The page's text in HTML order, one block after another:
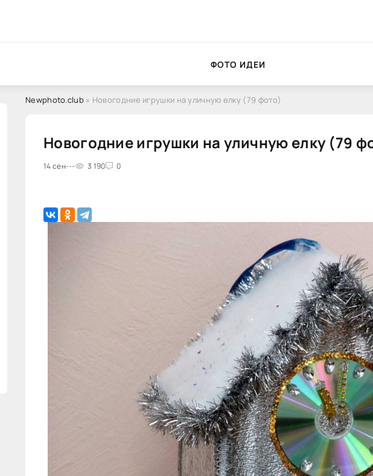
ФОТО ИДЕИ
Newphoto.club» Новогодние игрушки на уличную елку (79 фото)
Новогодние игрушки на уличную елку (79
14 сен--- 3 190 0